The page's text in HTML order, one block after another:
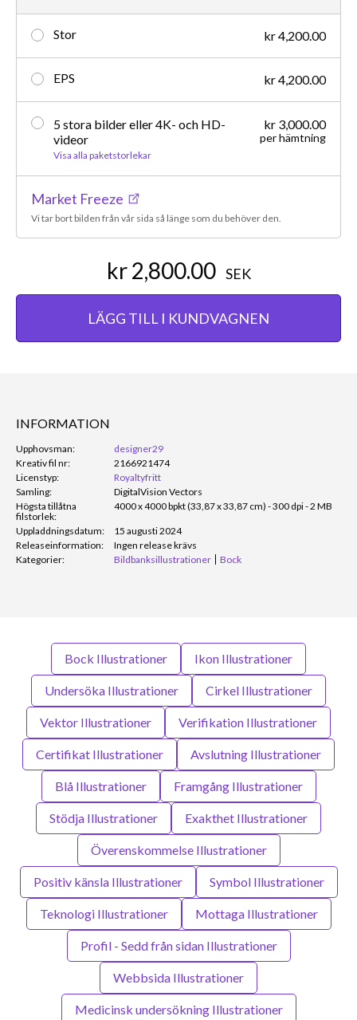
Stor kr 4,200.00
EPS kr 4,200.00
5 stora bilder eller 4K- och HD-
videor
Visa alla paketstorlekar
kr 3,000.00
per hämtning
Market Freeze
Vi tar bort bilden från vår sida så länge som du behöver den.
kr 2,800.00 SEK
LÄGG TILL I KUNDVAGNEN
INFORMATION
Upphovsman:
designer29
Kreativ fil nr:
2166921474
Licenstyp:
Royaltyfritt
Samling:
DigitalVision Vectors
Högsta tillåtna
filstorlek:
4000 x 4000 bpkt (33,87 x 33,87 cm) - 300 dpi - 2 MB
Uppladdningsdatum:
15 augusti 2024
Releaseinformation:
Ingen release krävs
Kategorier:
Bildbanksillustrationer Bock
Bock Illustrationer Ikon Illustrationer
Undersöka Illustrationer Cirkel Illustrationer
Vektor Illustrationer Verifikation Illustrationer
Certifikat Illustrationer Avslutning Illustrationer
Blå Illustrationer Framgång Illustrationer
Stödja Illustrationer Exakthet Illustrationer
Överenskommelse Illustrationer
Positiv känsla Illustrationer Symbol Illustrationer
Teknologi Illustrationer Mottaga Illustrationer
Profil - Sedd från sidan Illustrationer
Webbsida Illustrationer
Medicinsk undersökning Illustrationer